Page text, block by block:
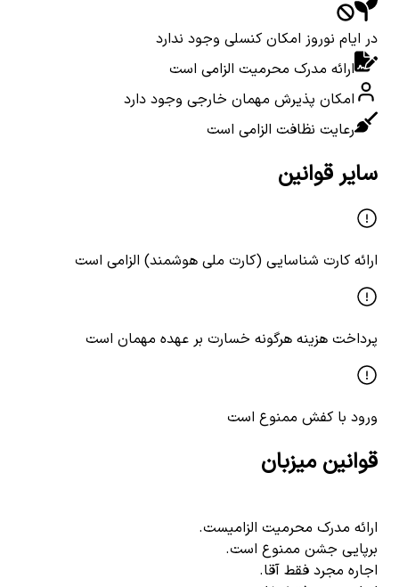
در ایام نوروز امکان کنسلی وجود ندارد
ارائه مدرک محرمیت الزامی است
امکان پذیرش مهمان خارجی وجود دارد
رعایت نظافت الزامی است
سایر قوانین
ارائه کارت شناسایی (کارت ملی هوشمند) الزامی است
پرداخت هزینه هرگونه خسارت بر عهده مهمان است
ورود با کفش ممنوع است
قوانین میزبان
ارائه مدرک محرمیت الزامیست.
برپایی جشن ممنوع است.
اجاره مجرد فقط آقا.